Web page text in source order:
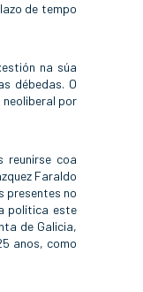
de tempo
na súa
débedas. O
neoliberal por
reunirse coa
Faraldo
presentes no
política este
de Galicia,
anos, como